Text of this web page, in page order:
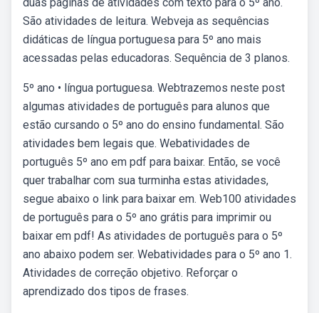
São atividades de leitura. Webveja as sequências
didáticas de língua portuguesa para 5º ano mais
acessadas pelas educadoras. Sequência de 3 planos.
5º ano • língua portuguesa. Webtrazemos neste post
algumas atividades de português para alunos que
estão cursando o 5º ano do ensino fundamental. São
atividades bem legais que. Webatividades de
português 5º ano em pdf para baixar. Então, se você
quer trabalhar com sua turminha estas atividades,
segue abaixo o link para baixar em. Web100 atividades
de português para o 5º ano grátis para imprimir ou
baixar em pdf! As atividades de português para o 5º
ano abaixo podem ser. Webatividades para o 5º ano 1.
Atividades de correção objetivo. Reforçar o
aprendizado dos tipos de frases.